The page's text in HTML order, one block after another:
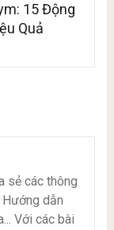
15 Động
Quả
sẻ các thông
dẫn
Với các bài